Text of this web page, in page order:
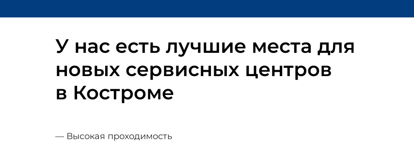
У нас есть лучшие места для
новых сервисных центров
в Костроме
— Высокая проходимость